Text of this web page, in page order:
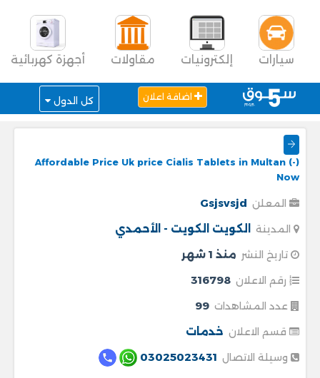
سيارات إلكترونيات مقاولات أجهزة كهربائية
اضافة اعلان كل الدول
Affordable Price Uk price Cialis Tablets in Multan (-)
Now
المعلن Gsjsvsjd
المدينة الكويت الكويت - الأحمدي
تاريخ النشر منذ 1 شهر
رقم الاعلان 316798
عدد المشاهدات 99
قسم الاعلان خدمات
وسيلة الاتصال 03025023431